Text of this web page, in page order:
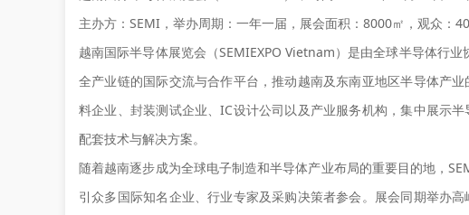
主办方：SEMI，举办周期：一年一届，展会面积：8000㎡，观众：
越南国际半导体展览会（SEMIEXPO Vietnam）是由全球半导体行
全产业链的国际交流与合作平台，推动越南及东南亚地区半导体产
料企业、封装测试企业、IC设计公司以及产业服务机构，集中展示
配套技术与解决方案。
随着越南逐步成为全球电子制造和半导体产业布局的重要目的地，
引众多国际知名企业、行业专家及采购决策者参会。展会同期举办